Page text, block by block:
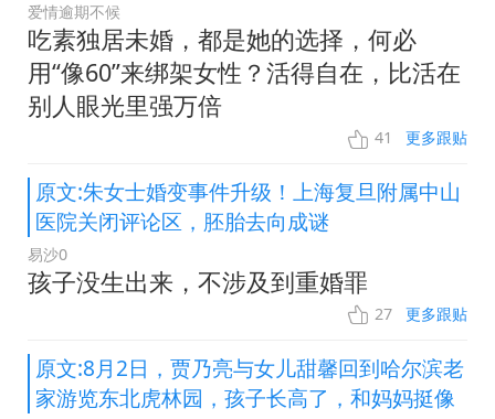
爱情逾期不候
吃素独居未婚，都是她的选择，何必
用“像60”来绑架女性？活得自在，比活在
别人眼光里强万倍
41 更多跟贴
原文:朱女士婚变事件升级！上海复旦附属中山
医院关闭评论区，胚胎去向成谜
易沙0
孩子没生出来，不涉及到重婚罪
27 更多跟贴
原文:8月2日，贾乃亮与女儿甜馨回到哈尔滨老
家游览东北虎林园，孩子长高了，和妈妈挺像